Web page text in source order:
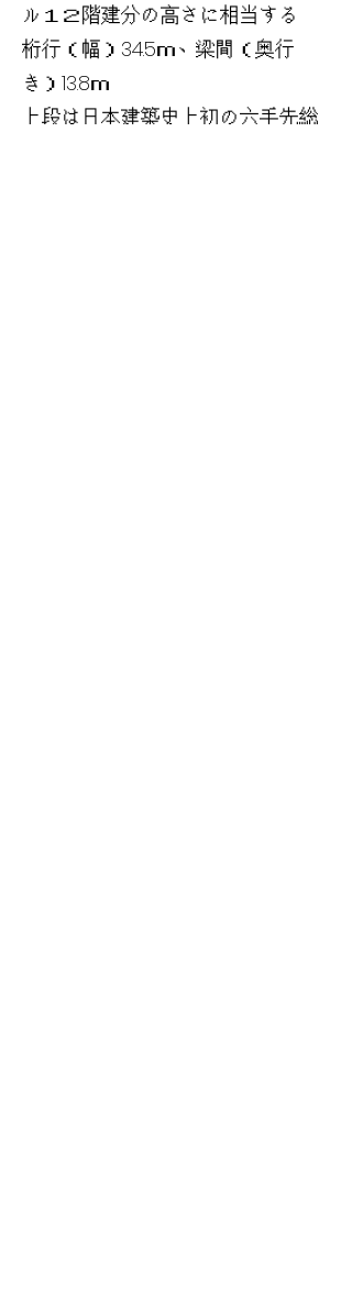
ル１２階建分の高さに相当する
桁行（幅）34.5ｍ、梁間（奥行
き）13.8ｍ
上段は日本建築史上初の六手先総